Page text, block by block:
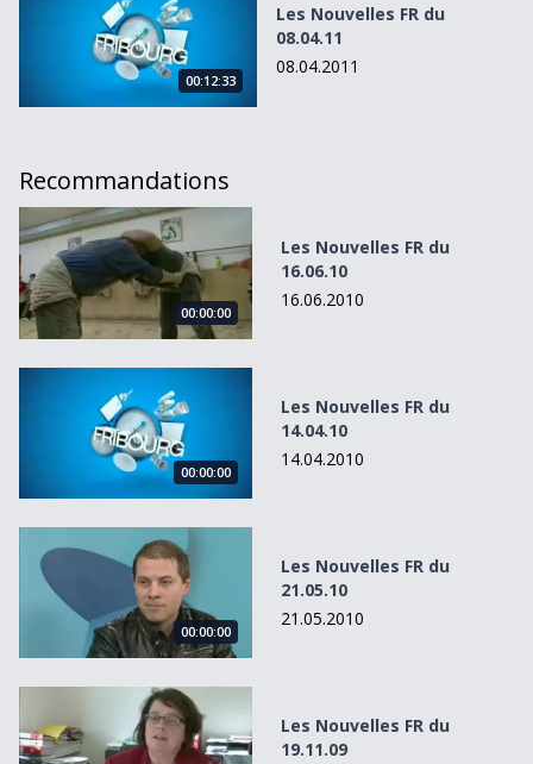
00:12:33
Les Nouvelles FR du
08.04.11
08.04.2011
Recommandations
Les Nouvelles FR du 16.06.10
00:00:00
Les Nouvelles FR du
16.06.10
16.06.2010
Les Nouvelles FR du 14.04.10
00:00:00
Les Nouvelles FR du
14.04.10
14.04.2010
Les Nouvelles FR du 21.05.10
00:00:00
Les Nouvelles FR du
21.05.10
21.05.2010
Les Nouvelles FR du 19.11.09
Les Nouvelles FR du
19.11.09